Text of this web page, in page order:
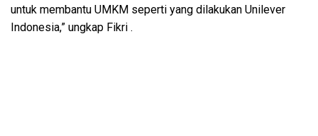
untuk membantu UMKM seperti yang dilakukan Unilever
Indonesia,” ungkap Fikri .